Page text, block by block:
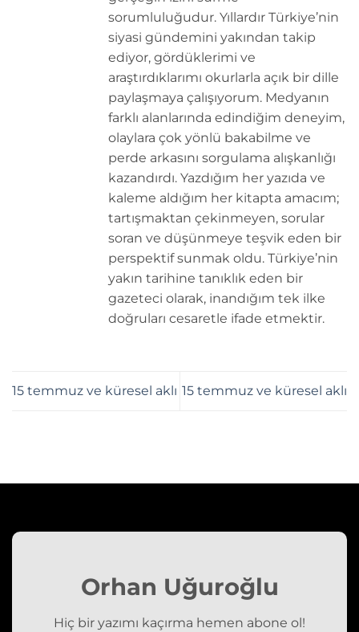
sorumluluğudur. Yıllardır Türkiye’nin
siyasi gündemini yakından takip
ediyor, gördüklerimi ve
araştırdıklarımı okurlarla açık bir dille
paylaşmaya çalışıyorum. Medyanın
farklı alanlarında edindiğim deneyim,
olaylara çok yönlü bakabilme ve
perde arkasını sorgulama alışkanlığı
kazandırdı. Yazdığım her yazıda ve
kaleme aldığım her kitapta amacım;
tartışmaktan çekinmeyen, sorular
soran ve düşünmeye teşvik eden bir
perspektif sunmak oldu. Türkiye’nin
yakın tarihine tanıklık eden bir
gazeteci olarak, inandığım tek ilke
doğruları cesaretle ifade etmektir.
15 temmuz ve küresel aklı 15 temmuz ve küresel aklı
Orhan Uğuroğlu
Hiç bir yazımı kaçırma hemen abone ol!